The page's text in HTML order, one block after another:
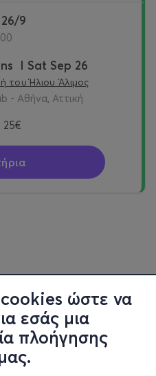
ώστε να
εσάς μια
πλοήγησης
26/9
I Sat Sep 26
του Ήλιου Άλιμος
- Αθήνα, Αττική
25€